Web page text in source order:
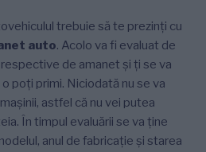
trebuie să te prezinți cu
auto. Acolo va fi evaluat de
de amanet și ți se va
poți primi. Niciodată nu se va
astfel că nu vei putea
În timpul evaluării se va ține
anul de fabricație și starea